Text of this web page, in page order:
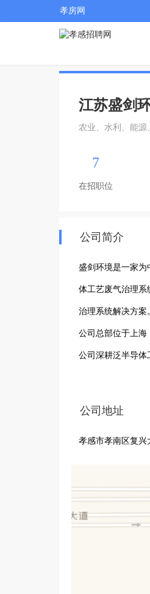
孝房网
江苏盛剑
农业、水利、能源
7
在招职位
公司简介
盛剑环境是一家为
体工艺废气治理系
治理系统解决方案
公司总部位于上海
公司深耕泛半导体
公司地址
孝感市孝南区复兴